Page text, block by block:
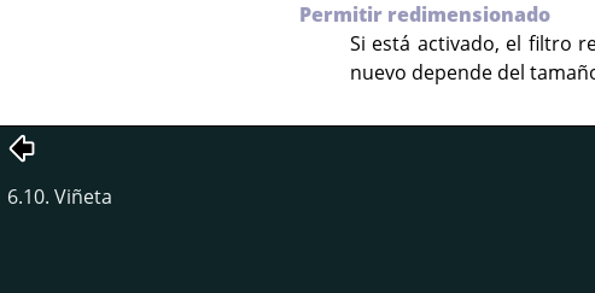
Permitir redimensionado
Si está activado, el filtro
nuevo depende del
6.10. Viñeta